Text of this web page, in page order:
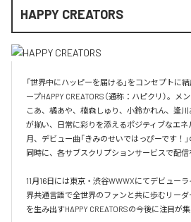
HAPPY CREATORS
「世界中にハッピーを届ける」をコンセプトに
ープHAPPY CREATORS（通称：ハピクリ）。
こあ、橘あや、楠森しゅり、小鈴かれん、逢
が揃い、日常に彩りを添えるポジティブなエ
月、デビュー曲「きみのせいではっぴーです！
同時に、各サブスクリプションサービスで配信
11月16日には東京・渋谷WWWXにてデビュー
界共通言語で全世界のファンと共に歩むリー
を生み出すHAPPY CREATORSの今後に注目が集